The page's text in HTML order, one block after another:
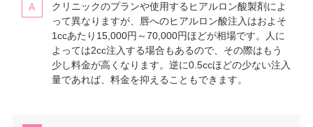
クリニックのプランや使用するヒアルロン酸製剤によ
って異なりますが、唇へのヒアルロン酸注入はおよそ
1ccあたり15,000円～70,000円ほどが相場です。人に
よっては2cc注入する場合もあるので、その際はもう
少し料金が高くなります。逆に0.5ccほどの少ない注入
量であれば、料金を抑えることもできます。